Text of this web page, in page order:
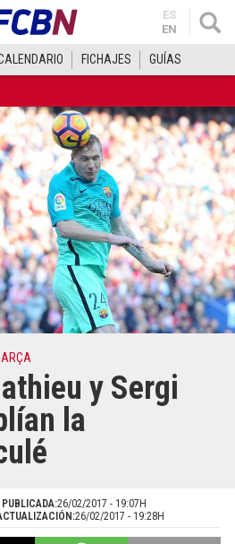
ES
EN
FICHAJES GUÍAS
y Sergi
la
26/02/2017 - 19:07H
26/02/2017 - 19:28H